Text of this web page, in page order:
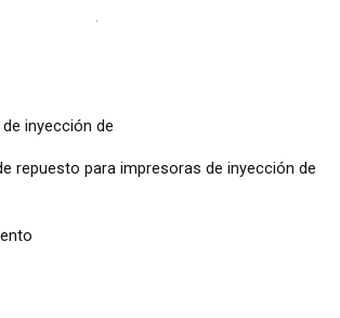
.
inyección de
repuesto para impresoras de inyección de